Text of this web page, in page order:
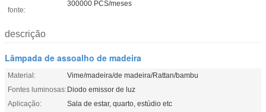
fonte:
300000 PCS/meses
descrição
Lâmpada de assoalho de madeira
Material:
Vime/madeira/de madeira/Rattan/bambu
Fontes luminosas:Diodo emissor de luz
Aplicação:
Sala de estar, quarto, estúdio etc